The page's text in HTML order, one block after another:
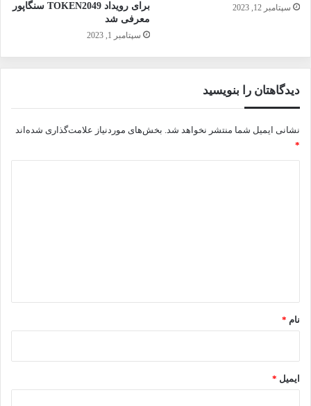
سپتامبر 12, 2023
برای رویداد TOKEN2049 سنگاپور
معرفی شد
سپتامبر 1, 2023
دیدگاهتان را بنویسید
نشانی ایمیل شما منتشر نخواهد شد. بخش‌های موردنیاز علامت‌گذاری شده‌اند
*
نام *
ایمیل *